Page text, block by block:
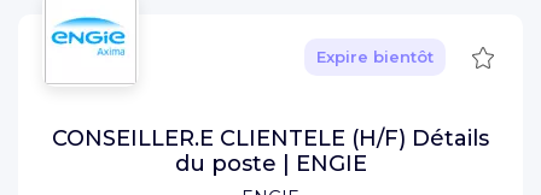
Expire bientôt
CONSEILLER.E CLIENTELE (H/F) Détails
du poste | ENGIE